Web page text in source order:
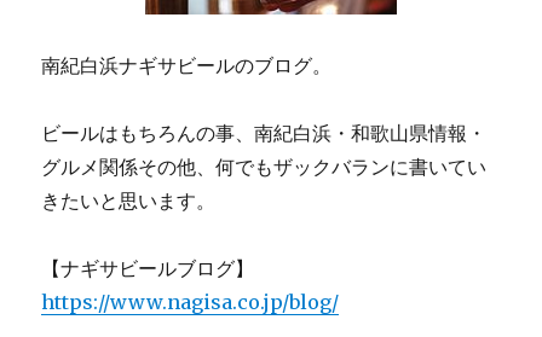
南紀白浜ナギサビールのブログ。
ビールはもちろんの事、南紀白浜・和歌山県情報・
グルメ関係その他、何でもザックバランに書いてい
きたいと思います。
【ナギサビールブログ】
https://www.nagisa.co.jp/blog/